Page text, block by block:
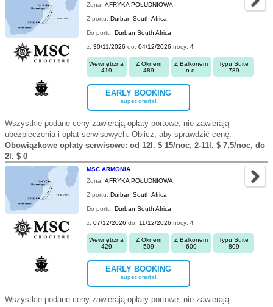
Zona: AFRYKA POŁUDNIOWA
Z portu: Durban South Africa
Do portu: Durban South Africa
z: 30/11/2026 do: 04/12/2026 nocy: 4
Wewnętrzna
419
Z Oknem
489
Z Balkonem
n.d.
Typu Suite
789
EARLY BOOKING
super oferta!
Wszystkie podane ceny zawierają opłaty portowe, nie zawierają
ubezpieczenia i opłat serwisowych. Oblicz, aby sprawdzić cenę.
Obowiązkowe opłaty serwisowe: od 12l. $ 15/noc, 2-11l. $ 7,5/noc, do
2l. $ 0
MSC ARMONIA
Zona: AFRYKA POŁUDNIOWA
Z portu: Durban South Africa
Do portu: Durban South Africa
z: 07/12/2026 do: 11/12/2026 nocy: 4
Wewnętrzna
429
Z Oknem
509
Z Balkonem
609
Typu Suite
809
EARLY BOOKING
super oferta!
Wszystkie podane ceny zawierają opłaty portowe, nie zawierają